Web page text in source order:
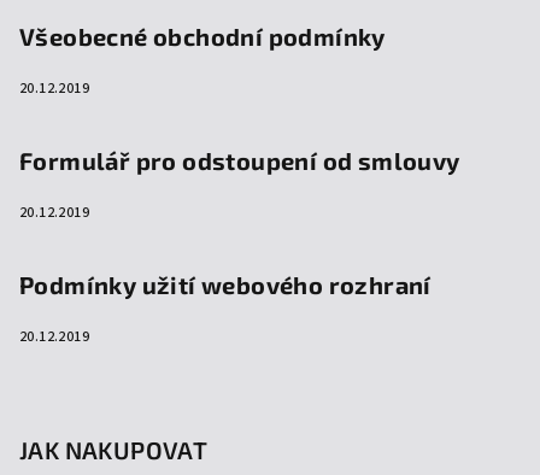
Všeobecné obchodní podmínky
20.12.2019
Formulář pro odstoupení od smlouvy
20.12.2019
Podmínky užití webového rozhraní
20.12.2019
JAK NAKUPOVAT